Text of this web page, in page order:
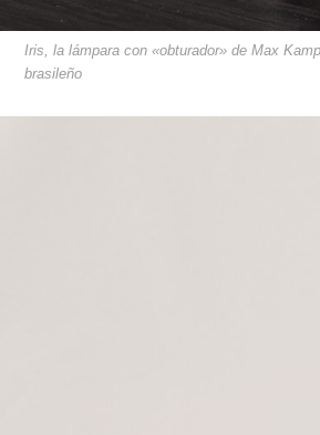
Iris, la lámpara con «obturador» de Max
brasileño